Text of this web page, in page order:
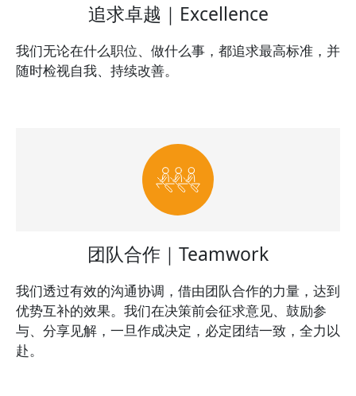
追求卓越｜Excellence
我们无论在什么职位、做什么事，都追求最高标准，并
随时检视自我、持续改善。
团队合作｜Teamwork
我们透过有效的沟通协调，借由团队合作的力量，达到
优势互补的效果。我们在决策前会征求意见、鼓励参
与、分享见解，一旦作成决定，必定团结一致，全力以
赴。